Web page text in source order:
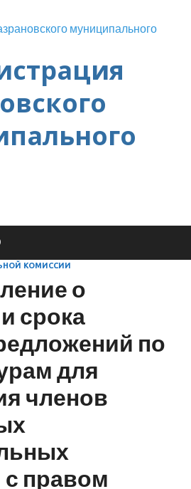
КОМИССИИ
о
срока
по
для
членов
правом